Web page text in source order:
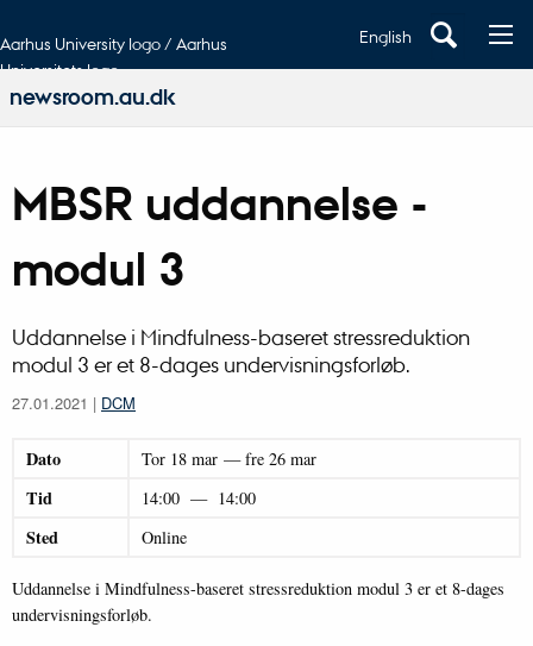
Aarhus University logo / Aarhus
Universitets logo
newsroom.au.dk
English
MBSR uddannelse -
modul 3
Uddannelse i Mindfulness-baseret stressreduktion
modul 3 er et 8-dages undervisningsforløb.
27.01.2021 | DCM
Dato Tor 18 mar —fre 26 mar
Tid 14:00 — 14:00
Sted Online
Uddannelse i Mindfulness-baseret stressreduktion modul 3 er et 8-dages
undervisningsforløb.